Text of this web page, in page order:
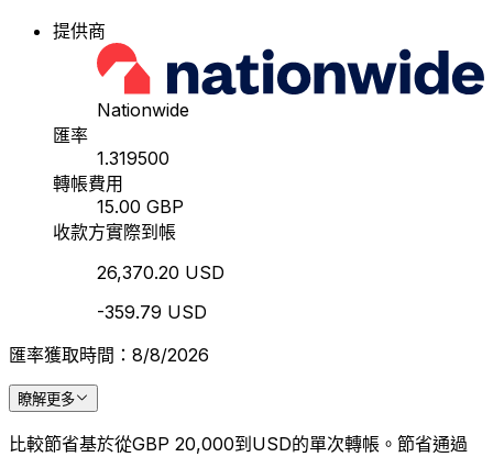
提供商
Nationwide
匯率
1.319500
轉帳費用
15.00 GBP
收款方實際到帳
26,370.20 USD
-359.79 USD
匯率獲取時間：8/8/2026
瞭解更多
比較節省基於從GBP 20,000到USD的單次轉帳。節省通過